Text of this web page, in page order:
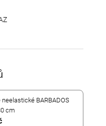
neelastické BARBADOS
cm